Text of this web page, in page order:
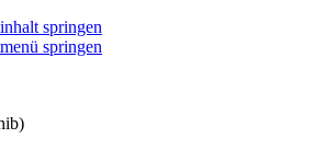
springen
springen